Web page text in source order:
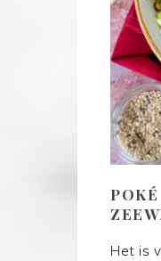
Het is